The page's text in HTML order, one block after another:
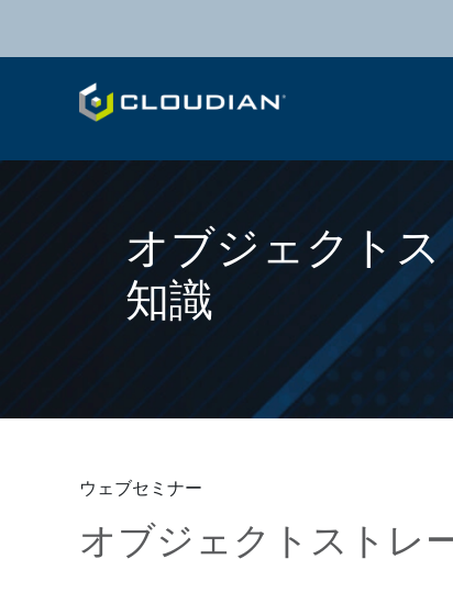
オブジェクト
知識
ウェブセミナー
オブジェクトストレ